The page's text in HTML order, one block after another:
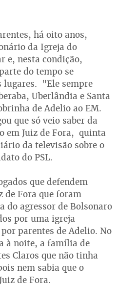
há oito anos,
da Igreja do
e, nesta condição,
do tempo se
lugares. "Ele sempre
Uberlândia e Santa
de Adelio ao EM.
que só veio saber da
em Juiz de Fora, quinta
da televisão sobre o
do PSL.
que defendem
de Fora que foram
do agressor de Bolsonaro
por uma igreja
parentes de Adelio. No
à noite, a família de
Claros que não tinha
nem sabia que o
de Fora.